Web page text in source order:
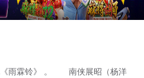
《雨霖铃》 。 南侠展昭（杨洋